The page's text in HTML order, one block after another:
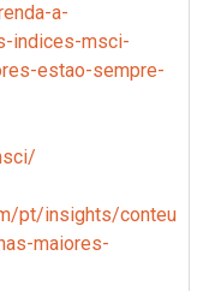
a-
indices-msci-
estao-sempre-
pt/insights/conteu
maiores-